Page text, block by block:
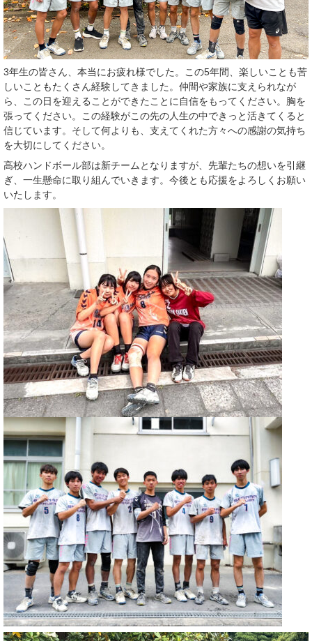
3年生の皆さん、本当にお疲れ様でした。この5年間、楽しいことも苦
しいこともたくさん経験してきました。仲間や家族に支えられなが
ら、この日を迎えることができたことに自信をもってください。胸を
張ってください。この経験がこの先の人生の中できっと活きてくると
信じています。そして何よりも、支えてくれた方々への感謝の気持ち
を大切にしてください。
高校ハンドボール部は新チームとなりますが、先輩たちの想いを引継
ぎ、一生懸命に取り組んでいきます。今後とも応援をよろしくお願い
いたします。